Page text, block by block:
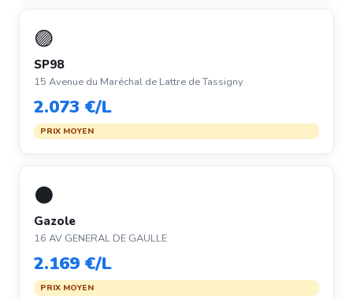
🟣
SP98
15 Avenue du Maréchal de Lattre de Tassigny
2.073 €/L
PRIX MOYEN
⚫
Gazole
16 AV GENERAL DE GAULLE
2.169 €/L
PRIX MOYEN